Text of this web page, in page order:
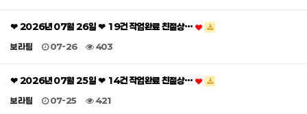
❤ 2026년 07월 26일 ❤ 19건 작업완료 친절상…
보라팀 07-26 403
❤ 2026년 07월 25일 ❤ 14건 작업완료 친절상…
보라팀 07-25 421